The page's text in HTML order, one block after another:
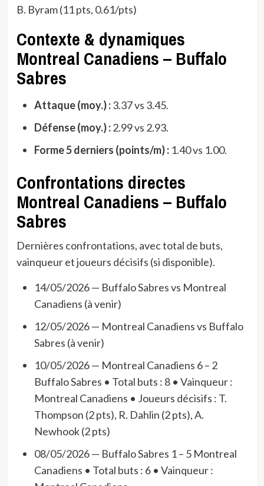
B. Byram (11 pts, 0.61/pts)
Contexte & dynamiques
Montreal Canadiens – Buffalo
Sabres
Attaque (moy.) :3.37 vs 3.45.
Défense (moy.) :2.99 vs 2.93.
Forme 5 derniers (points/m) :1.40 vs 1.00.
Confrontations directes
Montreal Canadiens – Buffalo
Sabres
Dernières confrontations, avec total de buts,
vainqueur et joueurs décisifs (si disponible).
14/05/2026 — Buffalo Sabres vs Montreal
Canadiens (à venir)
12/05/2026 — Montreal Canadiens vs Buffalo
Sabres (à venir)
10/05/2026 — Montreal Canadiens 6 – 2
Buffalo Sabres • Total buts : 8 • Vainqueur :
Montreal Canadiens • Joueurs décisifs : T.
Thompson (2 pts), R. Dahlin (2 pts), A.
Newhook (2 pts)
08/05/2026 — Buffalo Sabres 1 – 5 Montreal
Canadiens • Total buts : 6 • Vainqueur :